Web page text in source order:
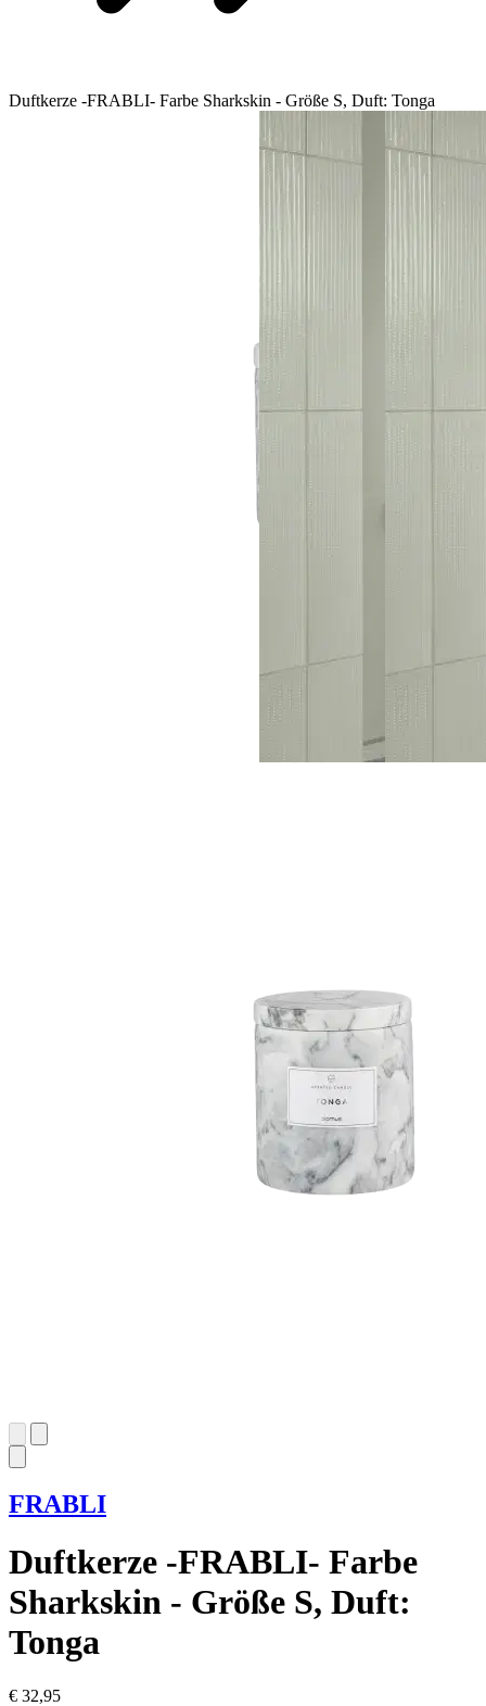
Duftkerze -FRABLI- Farbe Sharkskin - Größe S, Duft: Tonga
FRABLI
Duftkerze -FRABLI- Farbe
Sharkskin - Größe S, Duft:
Tonga
€ 32,95